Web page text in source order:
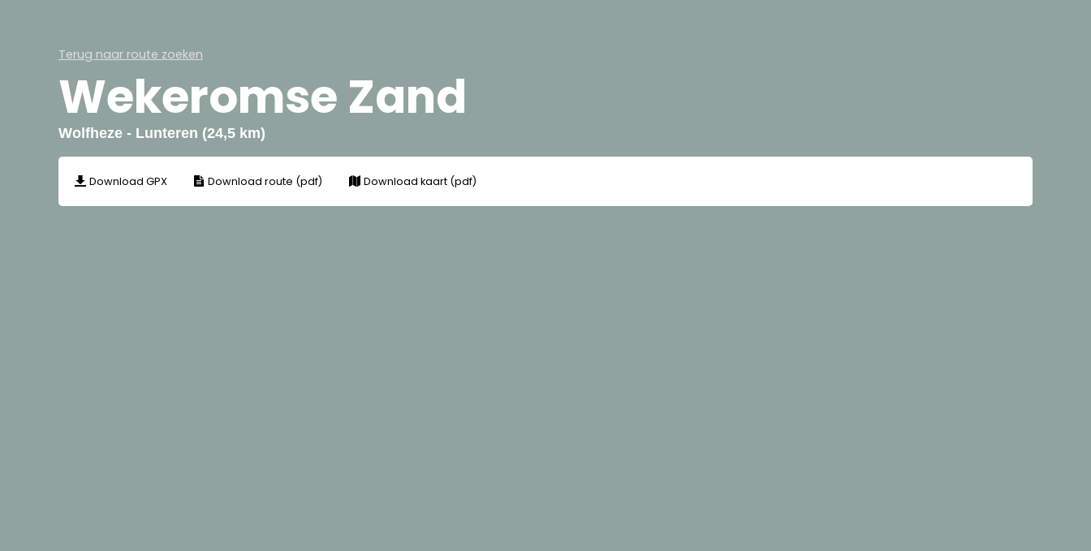
Terug naar route zoeken
Wekeromse Zand
Wolfheze - Lunteren (24,5 km)
Download GPX Download route (pdf) Download kaart (pdf)